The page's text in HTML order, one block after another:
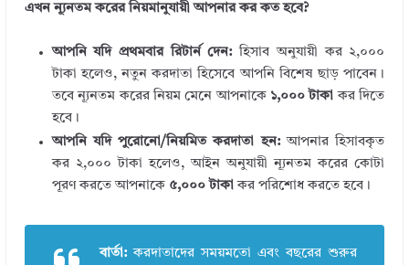
এখন ন্যূনতম করের নিয়মানুযায়ী আপনার কর কত হবে?
আপনি যদি প্রথমবার রিটার্ন দেন:হিসাব অনুযায়ী কর ২,০০০
টাকা হলেও, নতুন করদাতা হিসেবে আপনি বিশেষ ছাড় পাবেন।
তবে ন্যূনতম করের নিয়ম মেনে আপনাকে ১,০০০ টাকা কর দিতে
হবে।
আপনি যদি পুরোনো/নিয়মিত করদাতা হন:আপনার হিসাবকৃত
কর ২,০০০ টাকা হলেও, আইন অনুযায়ী ন্যূনতম করের কোটা
পূরণ করতে আপনাকে ৫,০০০ টাকাকর পরিশোধ করতে হবে।
বার্তা:করদাতাদের সময়মতো এবং বছরের শুরুর